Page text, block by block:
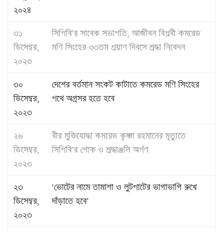
২০২৪
৩১
ডিসেম্বর,
২০২৩
সিপিবি’র সাবেক সভাপতি, আজীবন বিপ্লবী কমরেড
মণি সিংহের ৩৩তম প্রয়াণ দিবসে শ্রদ্ধা নিবেদন
৩০
ডিসেম্বর,
২০২৩
দেশের বর্তমান সংকট কাটাতে কমরেড মণি সিংহের
পথে অগ্রসর হতে হবে
২৬
ডিসেম্বর,
২০২৩
বীর মুক্তিযোদ্ধা কমরেড কৃষ্ণা রহমানের মৃত্যুতে
সিপিবি’র শোক ও শ্রদ্ধাঞ্জলি অর্পণ
২৩
ডিসেম্বর,
২০২৩
‘ভোটের নামে তামাশা ও লুটপাটের ভাগাভাগি রুখে
দাঁড়াতে হবে’